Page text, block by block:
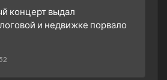
концерт выдал
и недвижке порвало